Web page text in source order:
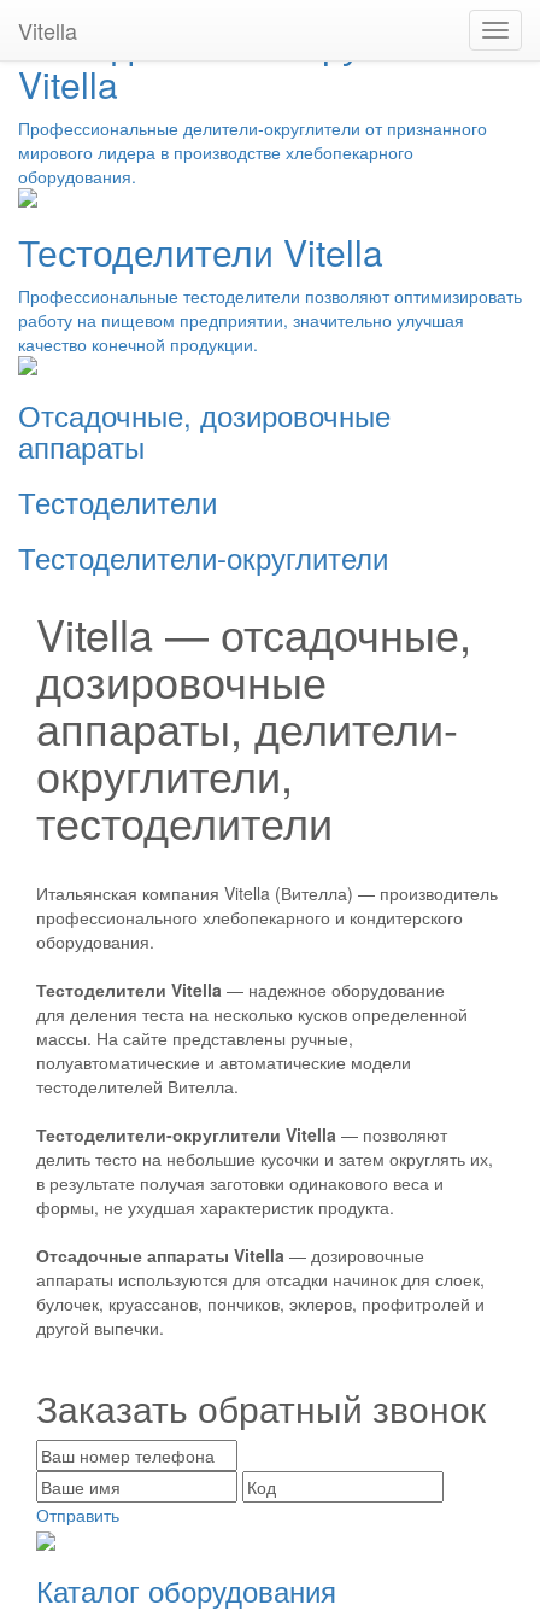
Vitella
Тестоделители-округлители
Vitella
Профессиональные делители-округлители от признанного
мирового лидера в производстве хлебопекарного
оборудования.
Тестоделители Vitella
Профессиональные тестоделители позволяют оптимизировать
работу на пищевом предприятии, значительно улучшая
качество конечной продукции.
Отсадочные, дозировочные
аппараты
Тестоделители
Тестоделители-округлители
Vitella — отсадочные,
дозировочные
аппараты, делители-
округлители,
тестоделители
Итальянская компания Vitella (Вителла) — производитель
профессионального хлебопекарного и кондитерского
оборудования.
Тестоделители Vitella — надежное оборудование
для деления теста на несколько кусков определенной
массы. На сайте представлены ручные,
полуавтоматические и автоматические модели
тестоделителей Вителла.
Тестоделители-округлители Vitella — позволяют
делить тесто на небольшие кусочки и затем округлять их,
в результате получая заготовки одинакового веса и
формы, не ухудшая характеристик продукта.
Отсадочные аппараты Vitella — дозировочные
аппараты используются для отсадки начинок для слоек,
булочек, круассанов, пончиков, эклеров, профитролей и
другой выпечки.
Заказать обратный звонок
Отправить
Каталог оборудования